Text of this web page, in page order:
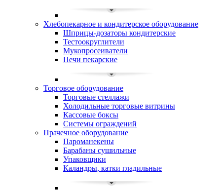
Хлебопекарное и кондитерское оборудование
Шприцы-дозаторы кондитерские
Тестоокруглители
Мукопросеиватели
Печи пекарские
Торговое оборудование
Торговые стеллажи
Холодильные торговые витрины
Кассовые боксы
Системы ограждений
Прачечное оборудование
Пароманекены
Барабаны сушильные
Упаковщики
Каландры, катки гладильные